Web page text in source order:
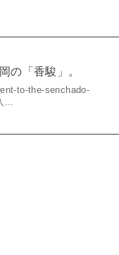
の「香駿」。
to-the-senchado-